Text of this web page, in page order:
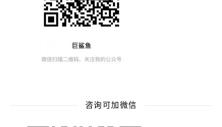
咨询可加微信